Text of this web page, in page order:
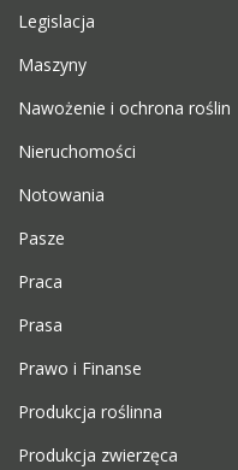
Legislacja
Maszyny
Nawożenie i ochrona roślin
Nieruchomości
Notowania
Pasze
Praca
Prasa
Prawo i Finanse
Produkcja roślinna
Produkcja zwierzęca